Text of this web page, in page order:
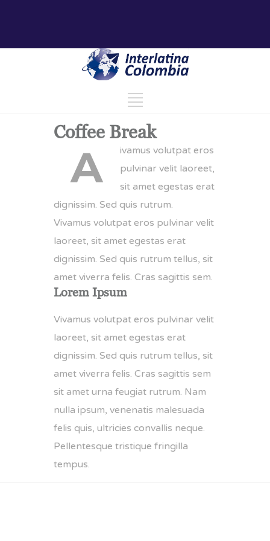
Coffee Break
A
ivamus volutpat eros
pulvinar velit laoreet,
sit amet egestas erat
dignissim. Sed quis rutrum.
Vivamus volutpat eros pulvinar velit
laoreet, sit amet egestas erat
dignissim. Sed quis rutrum tellus, sit
amet viverra felis. Cras sagittis sem.
Lorem Ipsum
Vivamus volutpat eros pulvinar velit
laoreet, sit amet egestas erat
dignissim. Sed quis rutrum tellus, sit
amet viverra felis. Cras sagittis sem
sit amet urna feugiat rutrum. Nam
nulla ipsum, venenatis malesuada
felis quis, ultricies convallis neque.
Pellentesque tristique fringilla
tempus.